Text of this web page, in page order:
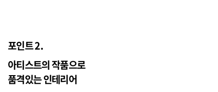
포인트 2.
아티스트의 작품으로
품격있는 인테리어